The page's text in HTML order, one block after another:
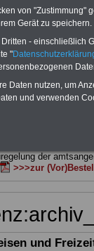
für
sowie Beihilferecht in
Ratgeber sind
erläutern auch komp-
(auch für
des
BEHÖRDEN-ABO
der
>>>zur
und
von "Zustimmung"
Gerät zu speichern.
- einschließlich
"
Daten nutzen, um
und verwenden